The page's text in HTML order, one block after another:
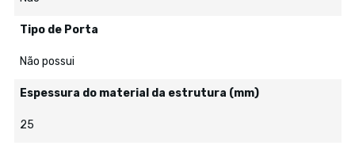
Tipo de Porta
Não possui
Espessura do material da estrutura (mm)
25